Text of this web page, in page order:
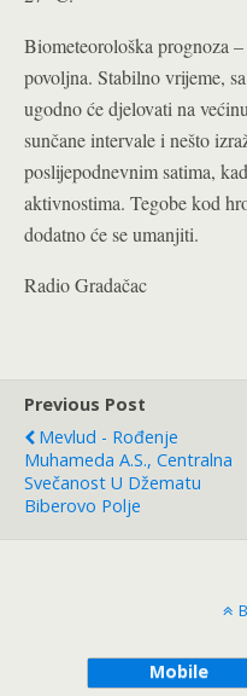
Biometeorološka prognoza
povoljna. Stabilno vrijeme,
ugodno će djelovati na
sunčane intervale i nešto
poslijepodnevnim satima,
aktivnostima. Tegobe kod
dodatno će se umanjiti.
Radio Gradačac
Previous Post
Mevlud - Rođenje
Muhameda A.s., Centralna
Svečanost U Džematu
Biberovo Polje
Mobile